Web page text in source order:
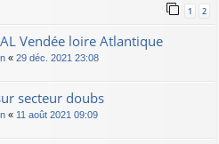
1 2
Vendée loire Atlantique
« 29 déc. 2021 23:08
secteur doubs
« 11 août 2021 09:09